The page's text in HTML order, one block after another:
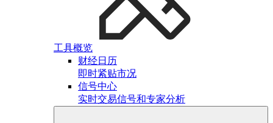
工具概览
财经日历
即时紧贴市况
信号中心
实时交易信号和专家分析